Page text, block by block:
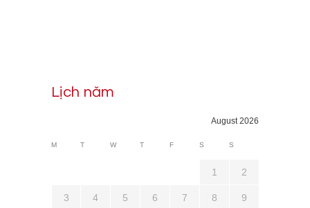
Lịch năm
August 2026
M T W T F S S
1 2
3 4 5 6 7 8 9